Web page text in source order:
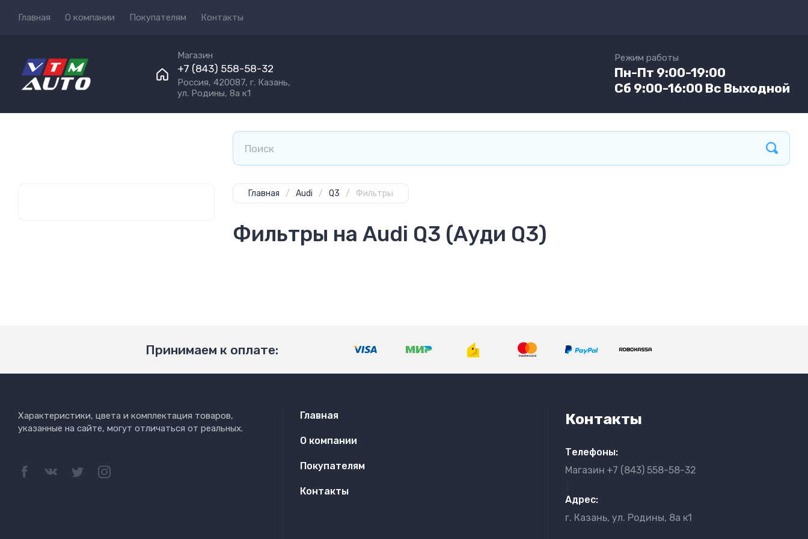
Главная О компании Покупателям Контакты
Магазин
+7 (843) 558-58-32
Россия, 420087, г. Казань,
ул. Родины, 8а к1
Режим работы
Пн-Пт 9:00-19:00
Сб 9:00-16:00 Вс Выходной
Главная / Audi / Q3 / Фильтры
Фильтры на Audi Q3 (Ауди Q3)
Принимаем к оплате:
Характеристики, цвета и комплектация товаров,
указанные на сайте, могут отличаться от реальных.
Главная
О компании
Покупателям
Контакты
Контакты
Телефоны:
Магазин +7 (843) 558-58-32
Адрес:
г. Казань, ул. Родины, 8а к1